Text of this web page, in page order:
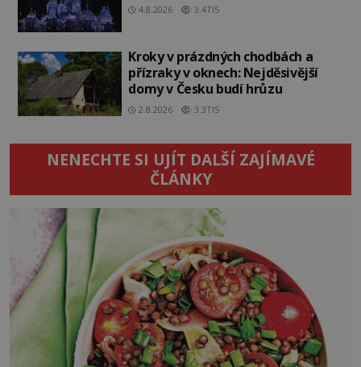
4.8.2026 3.4TIS
Kroky v prázdných chodbách a
přízraky v oknech: Nejděsivější
domy v Česku budí hrůzu
2.8.2026 3.3TIS
NENECHTE SI UJÍT DALŠÍ ZAJÍMAVÉ
ČLÁNKY